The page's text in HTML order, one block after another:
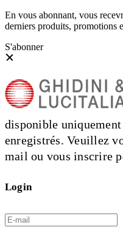
En vous abonnant, vous
derniers produits, promotions
S'abonner
disponible
enregistrés. Veuillez
mail ou vous inscrire
Login